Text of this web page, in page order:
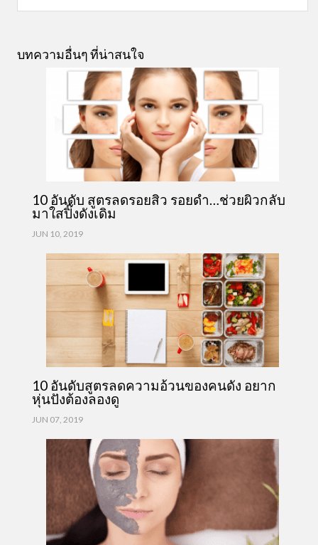
บทความอื่นๆ ที่น่าสนใจ
10 อันดับ สูตรลดรอยสิว รอยดำ…ช่วยผิวกลับ
มาใสปิ๊งดังเดิม
JUN 10, 2019
10 อันดับสูตรลดความอ้วนของคนดัง อยาก
หุ่นปังต้องลองดู
JUN 07, 2019